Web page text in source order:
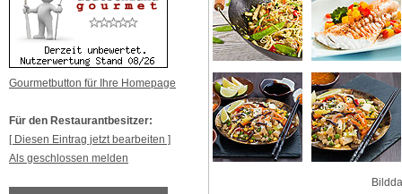
Gourmetbutton für Ihre Homepage
Für den Restaurantbesitzer:
[ Diesen Eintrag jetzt bearbeiten ]
Als geschlossen melden